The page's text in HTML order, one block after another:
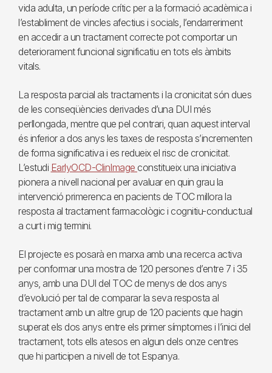
vida adulta, un període crític per a la formació acadèmica i
l’establiment de vincles afectius i socials, l’endarreriment
en accedir a un tractament correcte pot comportar un
deteriorament funcional significatiu en tots els àmbits
vitals.
La resposta parcial als tractaments i la cronicitat són dues
de les conseqüències derivades d’una DUI més
perllongada, mentre que pel contrari, quan aquest interval
és inferior a dos anys les taxes de resposta s’incrementen
de forma significativa i es redueix el risc de cronicitat.
L’estudi EarlyOCD-ClinImage constitueix una iniciativa
pionera a nivell nacional per avaluar en quin grau la
intervenció primerenca en pacients de TOC millora la
resposta al tractament farmacològic i cognitiu-conductual
a curt i mig termini.
El projecte es posarà en marxa amb una recerca activa
per conformar una mostra de 120 persones d’entre 7 i 35
anys, amb una DUI del TOC de menys de dos anys
d’evolució per tal de comparar la seva resposta al
tractament amb un altre grup de 120 pacients que hagin
superat els dos anys entre els primer símptomes i l’inici del
tractament, tots ells atesos en algun dels onze centres
que hi participen a nivell de tot Espanya.